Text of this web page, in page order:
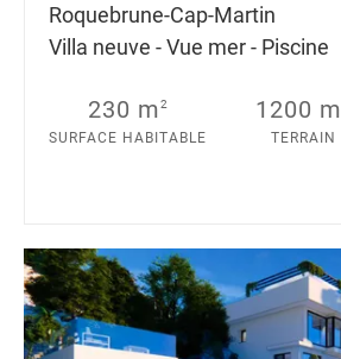
Roquebrune-Cap-Martin
Villa neuve - Vue mer - Piscine
230 m2
SURFACE HABITABLE
1200 m
TERRAIN